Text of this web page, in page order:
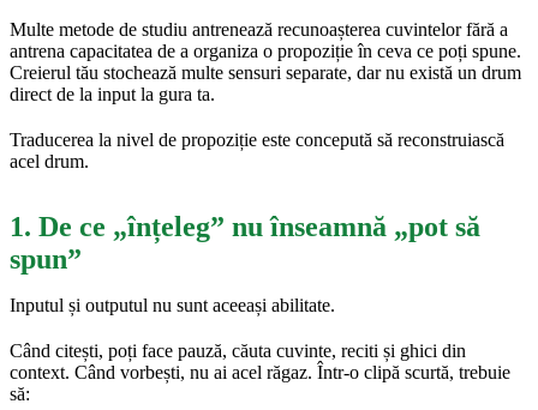
Multe metode de studiu antrenează recunoașterea cuvintelor fără a
antrena capacitatea de a organiza o propoziție în ceva ce poți spune.
Creierul tău stochează multe sensuri separate, dar nu există un drum
direct de la input la gura ta.
Traducerea la nivel de propoziție este concepută să reconstruiască
acel drum.
1. De ce „înțeleg” nu înseamnă „pot să
spun”
Inputul și outputul nu sunt aceeași abilitate.
Când citești, poți face pauză, căuta cuvinte, reciti și ghici din
context. Când vorbești, nu ai acel răgaz. Într-o clipă scurtă, trebuie
să: